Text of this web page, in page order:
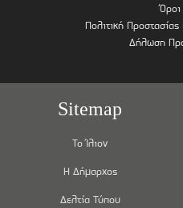
Πολιτική
Δήλωση
Sitemap
Το Ίλιον
Η Δήμαρχος
Δελτία Τύπου